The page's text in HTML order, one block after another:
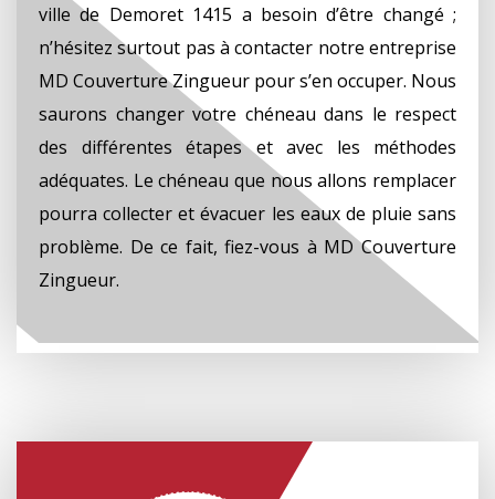
ville de Demoret 1415 a besoin d’être changé ;
n’hésitez surtout pas à contacter notre entreprise
MD Couverture Zingueur pour s’en occuper. Nous
saurons changer votre chéneau dans le respect
des différentes étapes et avec les méthodes
adéquates. Le chéneau que nous allons remplacer
pourra collecter et évacuer les eaux de pluie sans
problème. De ce fait, fiez-vous à MD Couverture
Zingueur.